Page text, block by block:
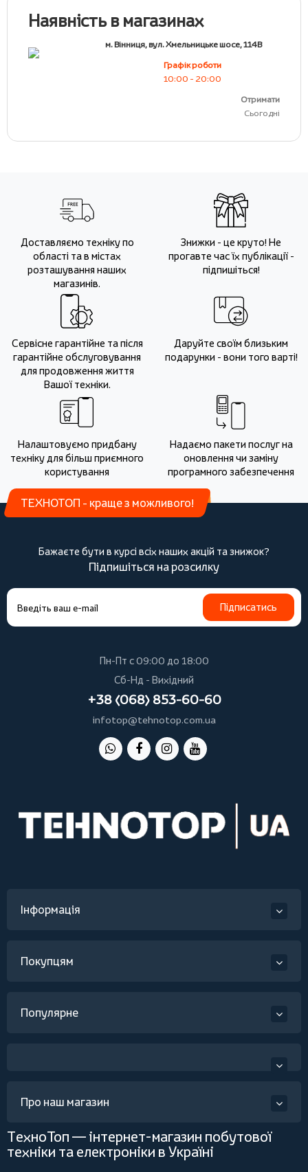
Наявність в магазинах
м. Вінниця, вул. Хмельницьке шосе, 114В
Графік роботи
10:00 - 20:00
Отримати
Сьогодні
Доставляємо техніку по
області та в містах
розташування наших
магазинів.
Знижки - це круто! Не
прогавте час їх публікації -
підпишіться!
Сервісне гарантійне та після
гарантійне обслуговування
для продовження життя
Вашої техніки.
Даруйте своїм близьким
подарунки - вони того варті!
Налаштовуємо придбану
техніку для більш приємного
користування
Надаємо пакети послуг на
оновлення чи заміну
програмного забезпечення
ТЕХНОТОП - краще з можливого!
Бажаєте бути в курсі всіх наших акцій та знижок?
Підпишіться на розсилку
Підписатись
Пн-Пт с 09:00 до 18:00
Сб-Нд - Вихідний
+38 (068) 853-60-60
infotop@tehnotop.com.ua
Інформація
Покупцям
Популярне
Про наш магазин
ТехноТоп — інтернет-магазин побутової
техніки та електроніки в Україні